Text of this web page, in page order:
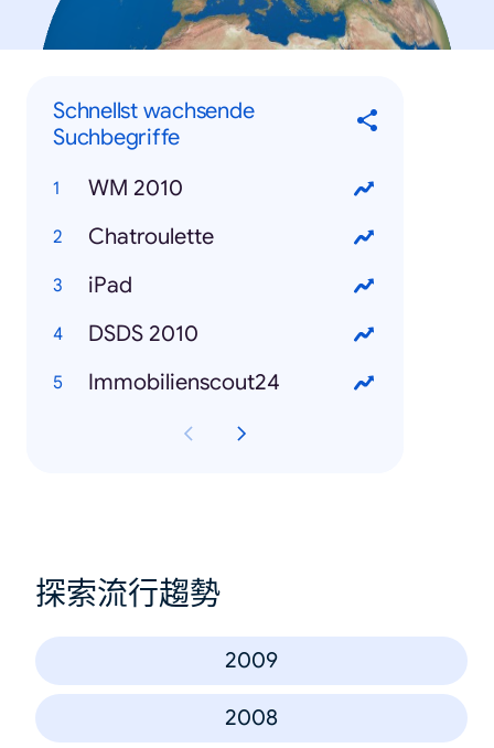
Schnellst wachsende
Suchbegriffe
WM 2010
Chatroulette
iPad
DSDS 2010
Immobilienscout24
探索流行趨勢
2009
2008